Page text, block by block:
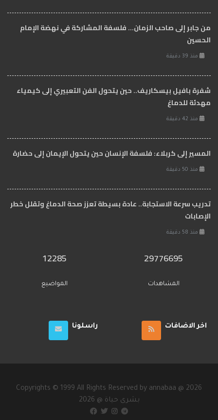
من جابر إلى صاحب الزمان… فلسفة المشاركة في نهضة الإمام
الحسين
منذ 39 دقيقة
شفرة بافيل بيسكاريف.. حين يتحول الفن التعبيري إلى كيمياء
مهدئة للدماغ
منذ 42 دقيقة
المسير إلى كربلاء: فلسفة الإنسان حين يتحول الإيمان إلى حضارة
منذ 50 دقيقة
تدريب سرعة الاستجابة.. عادة بسيطة تعزز صحة الدماغ وتقلل خطر
الإصابات
منذ 58 دقيقة
29776695
المشاهدات
12285
المواضيع
اخر الاضافات راسلونا
Copyrights © 1999 All Rights Reserved by annabaa @ 2026
2026 @ بشرى حياة